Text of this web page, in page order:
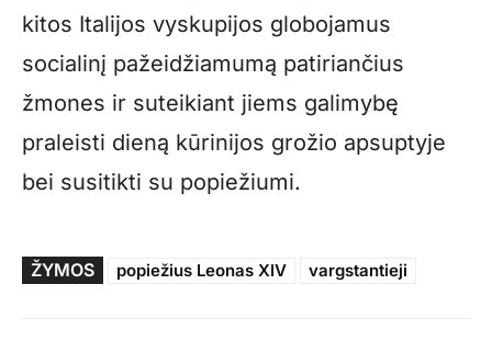
kitos Italijos vyskupijos globojamus
socialinį pažeidžiamumą patiriančius
žmones ir suteikiant jiems galimybę
praleisti dieną kūrinijos grožio apsuptyje
bei susitikti su popiežiumi.
ŽYMOS popiežius Leonas XIV vargstantieji